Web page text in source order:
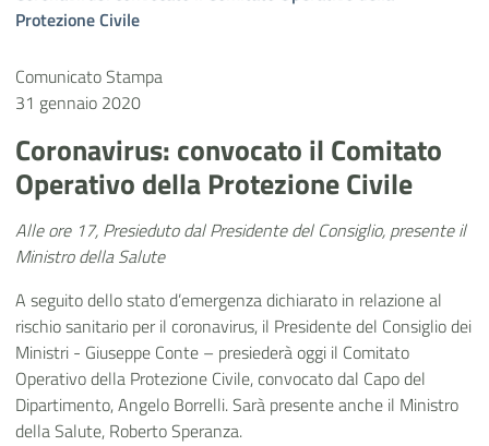
Protezione Civile
Comunicato Stampa
31 gennaio 2020
Coronavirus: convocato il Comitato
Operativo della Protezione Civile
Alle ore 17, Presieduto dal Presidente del Consiglio, presente il
Ministro della Salute
A seguito dello stato d’emergenza dichiarato in relazione al
rischio sanitario per il coronavirus, il Presidente del Consiglio dei
Ministri - Giuseppe Conte – presiederà oggi il Comitato
Operativo della Protezione Civile, convocato dal Capo del
Dipartimento, Angelo Borrelli. Sarà presente anche il Ministro
della Salute, Roberto Speranza.